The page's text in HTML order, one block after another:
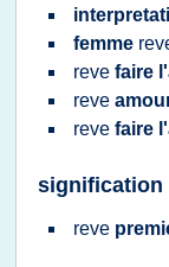
femme
reve faire
reve
reve faire
signification
reve